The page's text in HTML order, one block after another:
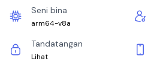
Seni bina
arm64-v8a
Tandatangan
Lihat